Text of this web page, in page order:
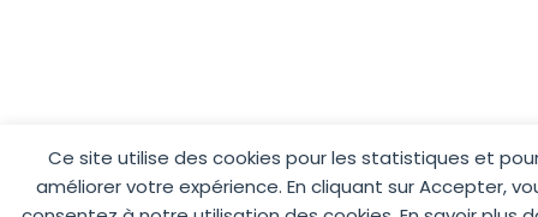
Ce site utilise des cookies pour les statistiques et
améliorer votre expérience. En cliquant sur Accepter,